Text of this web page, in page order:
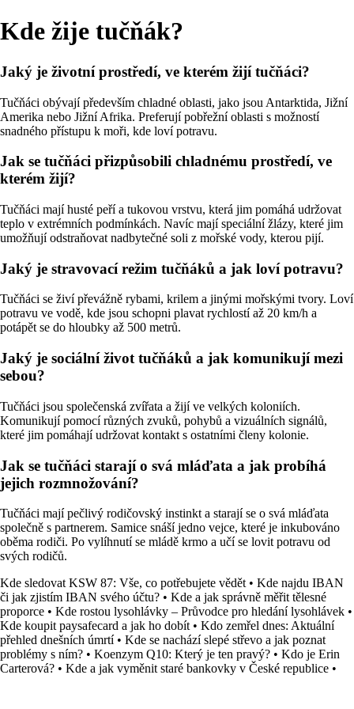
Kde žije tučňák?
Jaký je životní prostředí, ve kterém žijí tučňáci?
Tučňáci obývají především chladné oblasti, jako jsou Antarktida, Jižní
Amerika nebo Jižní Afrika. Preferují pobřežní oblasti s možností
snadného přístupu k moři, kde loví potravu.
Jak se tučňáci přizpůsobili chladnému prostředí, ve
kterém žijí?
Tučňáci mají husté peří a tukovou vrstvu, která jim pomáhá udržovat
teplo v extrémních podmínkách. Navíc mají speciální žlázy, které jim
umožňují odstraňovat nadbytečné soli z mořské vody, kterou pijí.
Jaký je stravovací režim tučňáků a jak loví potravu?
Tučňáci se živí převážně rybami, krilem a jinými mořskými tvory. Loví
potravu ve vodě, kde jsou schopni plavat rychlostí až 20 km/h a
potápět se do hloubky až 500 metrů.
Jaký je sociální život tučňáků a jak komunikují mezi
sebou?
Tučňáci jsou společenská zvířata a žijí ve velkých koloniích.
Komunikují pomocí různých zvuků, pohybů a vizuálních signálů,
které jim pomáhají udržovat kontakt s ostatními členy kolonie.
Jak se tučňáci starají o svá mláďata a jak probíhá
jejich rozmnožování?
Tučňáci mají pečlivý rodičovský instinkt a starají se o svá mláďata
společně s partnerem. Samice snáší jedno vejce, které je inkubováno
oběma rodiči. Po vylíhnutí se mládě krmo a učí se lovit potravu od
svých rodičů.
Kde sledovat KSW 87: Vše, co potřebujete vědět • Kde najdu IBAN
či jak zjistím IBAN svého účtu? • Kde a jak správně měřit tělesné
proporce • Kde rostou lysohlávky – Průvodce pro hledání lysohlávek •
Kde koupit paysafecard a jak ho dobít • Kdo zemřel dnes: Aktuální
přehled dnešních úmrtí• Kde se nachází slepé střevo a jak poznat
problémy s ním? • Koenzym Q10: Který je ten pravý? • Kdo je Erin
Carterová? • Kde a jak vyměnit staré bankovky v České republice •